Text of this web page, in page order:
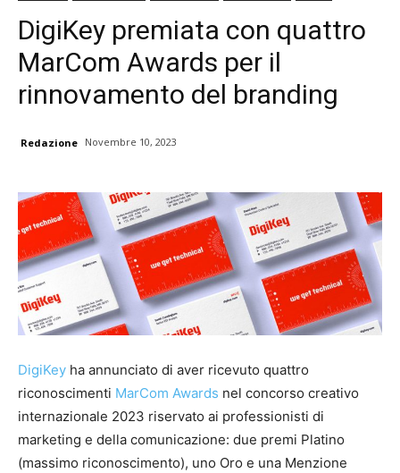
DigiKey premiata con quattro
MarCom Awards per il
rinnovamento del branding
Redazione Novembre 10, 2023
DigiKey ha annunciato di aver ricevuto quattro
riconoscimenti MarCom Awards nel concorso creativo
internazionale 2023 riservato ai professionisti di
marketing e della comunicazione: due premi Platino
(massimo riconoscimento), uno Oro e una Menzione